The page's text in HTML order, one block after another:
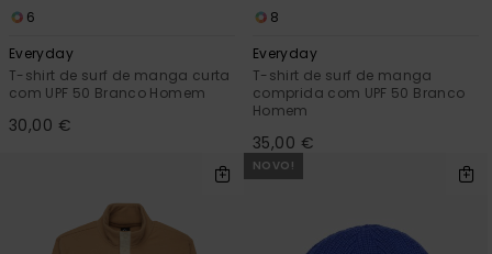
6
Everyday
T-shirt de surf de manga curta
com UPF 50 Branco Homem
30,00 €
8
Everyday
T-shirt de surf de manga
comprida com UPF 50 Branco
Homem
35,00 €
NOVO!